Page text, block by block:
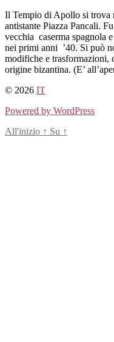
Salta
al
contenuto
Il Tempio di Apollo si trova
antistante Piazza Pancali.
vecchia caserma spagnola
nei primi anni ’40. Si può
modifiche e trasformazioni,
origine bizantina. (E’
© 2026 IT
Powered by WordPress
All'inizio ↑ Su ↑